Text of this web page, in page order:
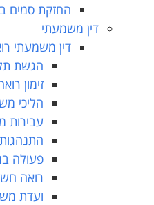
החזקת סמים
דין משמעתי
דין משמעתי
הגשת
זימון
הליכי
עבירות
התנהגות
פעולה
רואה
ועדת